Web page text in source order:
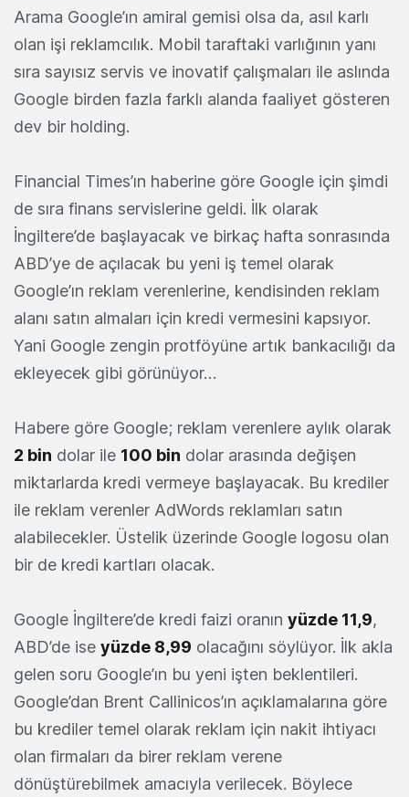
Arama Google’ın amiral gemisi olsa da, asıl karlı
olan işi reklamcılık. Mobil taraftaki varlığının yanı
sıra sayısız servis ve inovatif çalışmaları ile aslında
Google birden fazla farklı alanda faaliyet gösteren
dev bir holding.
Financial Times’ın haberine göre Google için şimdi
de sıra finans servislerine geldi. İlk olarak
İngiltere’de başlayacak ve birkaç hafta sonrasında
ABD’ye de açılacak bu yeni iş temel olarak
Google’ın reklam verenlerine, kendisinden reklam
alanı satın almaları için kredi vermesini kapsıyor.
Yani Google zengin protföyüne artık bankacılığı da
ekleyecek gibi görünüyor…
Habere göre Google; reklam verenlere aylık olarak
2 bin dolar ile 100 bin dolar arasında değişen
miktarlarda kredi vermeye başlayacak. Bu krediler
ile reklam verenler AdWords reklamları satın
alabilecekler. Üstelik üzerinde Google logosu olan
bir de kredi kartları olacak.
Google İngiltere’de kredi faizi oranın yüzde 11,9,
ABD’de ise yüzde 8,99 olacağını söylüyor. İlk akla
gelen soru Google’ın bu yeni işten beklentileri.
Google’dan Brent Callinicos’ın açıklamalarına göre
bu krediler temel olarak reklam için nakit ihtiyacı
olan firmaları da birer reklam verene
dönüştürebilmek amacıyla verilecek. Böylece